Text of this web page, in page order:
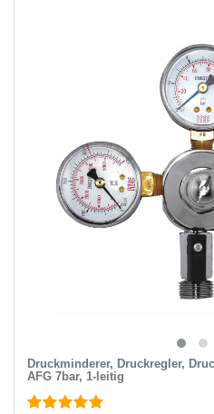
Druckminderer, Druckregler,
AFG 7bar, 1-leitig